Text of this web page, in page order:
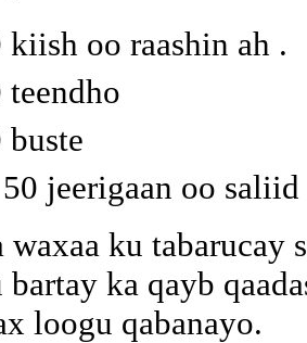
oo raashin ah .
jeerigaan oo saliid
waxaa ku
ka qayb
loogu qabanayo.